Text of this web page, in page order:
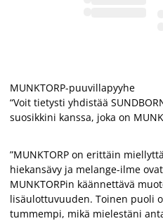
MUNKTORP-puuvillapyyhe
“Voit tietysti yhdistää
suosikkini kanssa, joka on
”MUNKTORP on erittäin
hiekansävy ja melange-ilme
MUNKTORPin käännettävä
lisäulottuvuuden. Toinen puoli
tummempi, mikä mielestäni